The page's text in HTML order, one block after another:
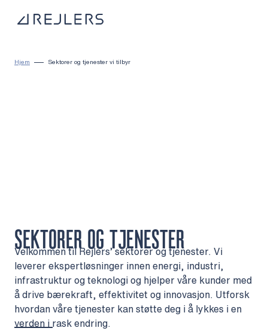
Hjem Sektorer og tjenester vi tilbyr
SEKTORER OG TJENESTER
Velkommen til Rejlers’ sektorer og tjenester. Vi
leverer ekspertløsninger innen energi, industri,
infrastruktur og teknologi og hjelper våre kunder med
å drive bærekraft, effektivitet og innovasjon. Utforsk
hvordan våre tjenester kan støtte deg i å lykkes i en
verden i rask endring.